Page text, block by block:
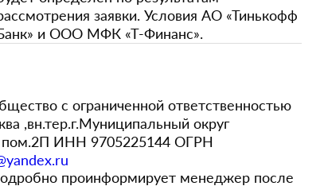
заявки. Условия АО «Тинькофф
и ООО МФК «Т-Финанс».
с ограниченной ответственностью
,вн.тер.г.Муниципальный округ
пом.2П ИНН 9705225144 ОГРН
проинформирует менеджер после